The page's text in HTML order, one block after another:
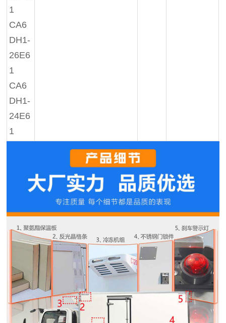
1
CA6
DH1-
26E6
1
CA6
DH1-
24E6
1